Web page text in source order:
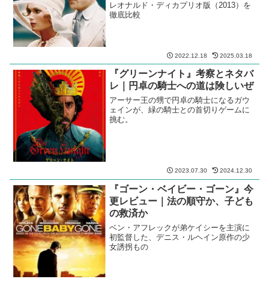
レオナルド・ディカプリオ版（2013）を
徹底比較
2022.12.18 2025.03.18
『グリーンナイト』考察とネタバ
レ｜円卓の騎士への道は険しいぜ
アーサー王の甥で円卓の騎士になるガウ
ェインが、緑の騎士との首切りゲームに
挑む。
2023.07.30 2024.12.30
『ゴーン・ベイビー・ゴーン』今
更レビュー｜法の順守か、子ども
の救済か
ベン・アフレックが弟ケイシーを主演に
初監督した、デニス・ルヘイン原作の少
女誘拐もの